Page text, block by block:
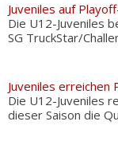
Juveniles auf
Die U12-Juveniles
SG TruckStar/
Juveniles erreichen
Die U12-Juveniles
dieser Saison die